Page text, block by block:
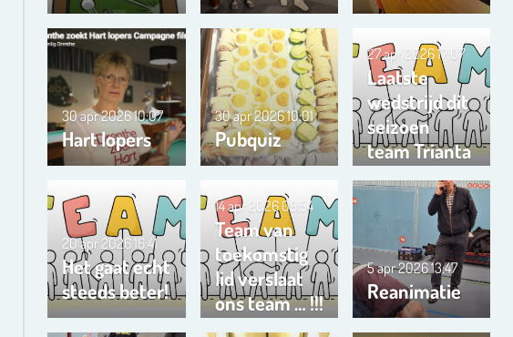
Hart lopers
30 apr 202610:07
Pubquiz
30 apr 202610:01
Laatste
wedstrijd dit
seizoen
team Trianta
01
27 apr 202617:07
Het gaat echt
steeds beter!
20 apr 202616:41
Team van
toekomstig
lid verslaat
ons team … !!!
14 apr 2026 09:54
Reanimatie
5 apr 202613:47